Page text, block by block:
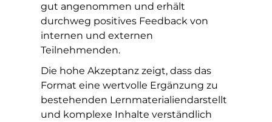
gut angenommen und erhält
durchweg positives Feedback von
internen und externen
Teilnehmenden.
Die hohe Akzeptanz zeigt, dass das
Format eine wertvolle Ergänzung zu
bestehenden Lernmaterialiendarstellt
und komplexe Inhalte verständlich